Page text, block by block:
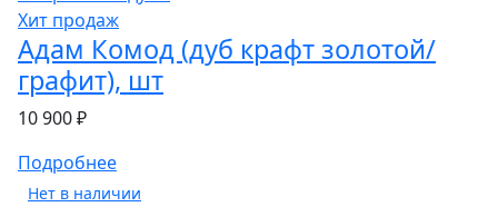
Хит продаж
Адам Комод (дуб крафт золотой/
графит), шт
10 900 ₽
Подробнее
Нет в наличии